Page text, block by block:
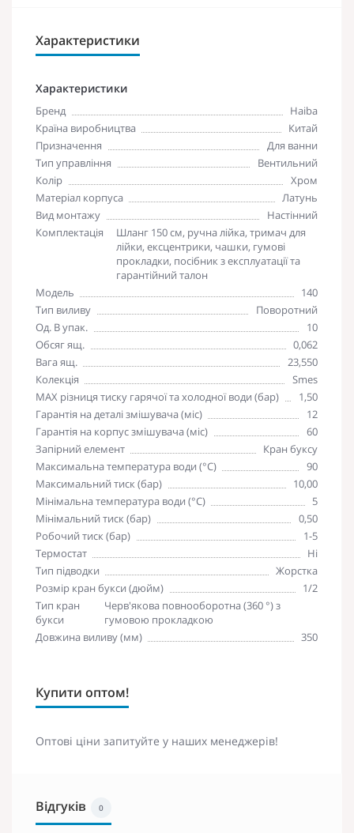
Характеристики
Характеристики
Бренд
Haiba
Країна виробництва
Китай
Призначення
Для ванни
Тип управління
Вентильний
Колір
Хром
Матеріал корпуса
Латунь
Вид монтажу
Настінний
Комплектація
Шланг 150 см, ручна лійка, тримач для
лійки, ексцентрики, чашки, гумові
прокладки, посібник з експлуатації та
гарантійний талон
Модель
140
Тип виливу
Поворотний
Од. В упак.
10
Обсяг ящ.
0,062
Вага ящ.
23,550
Колекція
Smes
MAX різниця тиску гарячої та холодної води (бар)
1,50
Гарантія на деталі змішувача (міс)
12
Гарантія на корпус змішувача (міс)
60
Запірний елемент
Кран буксу
Максимальна температура води (°C)
90
Максимальний тиск (бар)
10,00
Мінімальна температура води (°C)
5
Мінімальний тиск (бар)
0,50
Робочий тиск (бар)
1-5
Термостат
Ні
Тип підводки
Жорстка
Розмір кран букси (дюйм)
1/2
Тип кран
букси
Черв'якова повнооборотна (360 °) з
гумовою прокладкою
Довжина виливу (мм)
350
Купити оптом!
Оптові ціни запитуйте у наших менеджерів!
Відгуків 0